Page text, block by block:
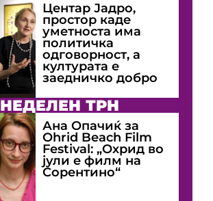
Центар Јадро,
простор каде
уметноста има
политичка
одговорност, а
културата е
заедничко добро
НЕДЕЛЕН ТРН
Ана Опачиќ за
Оhrid Beach Film
Festival: „Охрид во
јули е филм на
Сорентино“